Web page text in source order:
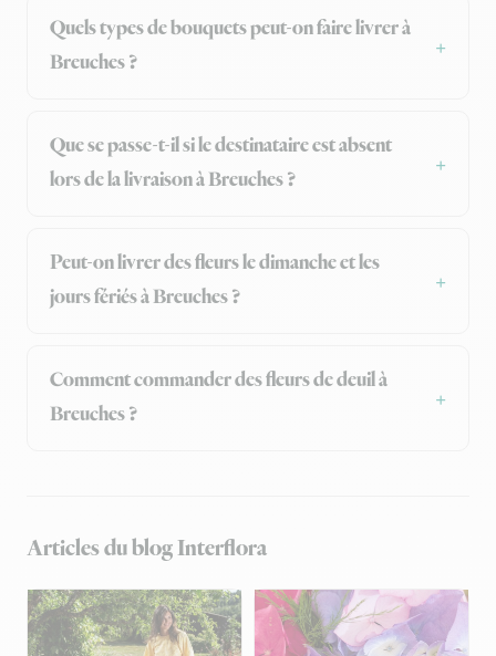
Quels types de bouquets peut-on faire livrer à
Breuches ?
Que se passe-t-il si le destinataire est absent
lors de la livraison à Breuches ?
Peut-on livrer des fleurs le dimanche et les
jours fériés à Breuches ?
Comment commander des fleurs de deuil à
Breuches ?
Articles du blog Interflora